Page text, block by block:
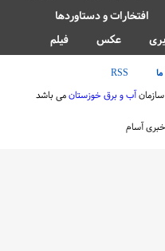
افتخارات و دستاوردها
عکس فیلم
RSS
آب و برق خوزستانمی باشد
آسام